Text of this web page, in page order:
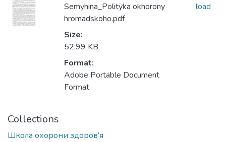
Semyhina_Polityka okhorony
hromadskoho.pdf
Size:
52.99 KB
Format:
Adobe Portable Document
Format
load
Collections
Школа охорони здоров’я